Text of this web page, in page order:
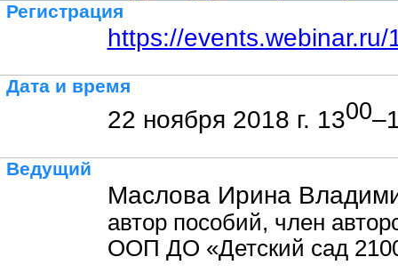
Регистрация
https://
Дата и время
22 ноября 2018 г. 1300
Ведущий
Маслова Ирина
автор пособий, член
ООП ДО «Детский сад